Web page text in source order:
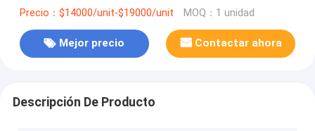
Precio：$14000/unit-$19000/unit MOQ：1 unidad
Mejor precio Contactar ahora
Descripción De Producto